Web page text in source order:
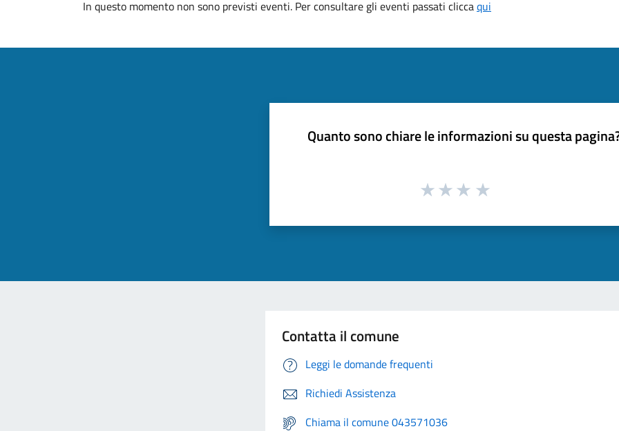
In questo momento non sono previsti eventi. Per consultare gli eventi passati cliccaqui
Quanto sono chiare le informazioni su questa
Contatta il comune
Leggi le domande frequenti
Richiedi Assistenza
Chiama il comune 043571036